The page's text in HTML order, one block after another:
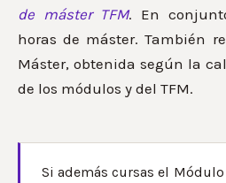
de máster TFM. En
horas de máster. También
Máster, obtenida según la
de los módulos y del TFM.
Si además cursas el